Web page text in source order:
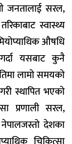
जनतालाई सरल,
स्वास्थ्य
औषधि
यसबाट कुनै
लामो समयको
स्थापित भएको
प्रणाली सरल,
देशका